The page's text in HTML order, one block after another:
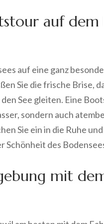
auf dem
auf eine ganz
Sie die frische Brise,
See gleiten. Eine
sondern auch
Sie ein in die Ruhe
Schönheit des
mit